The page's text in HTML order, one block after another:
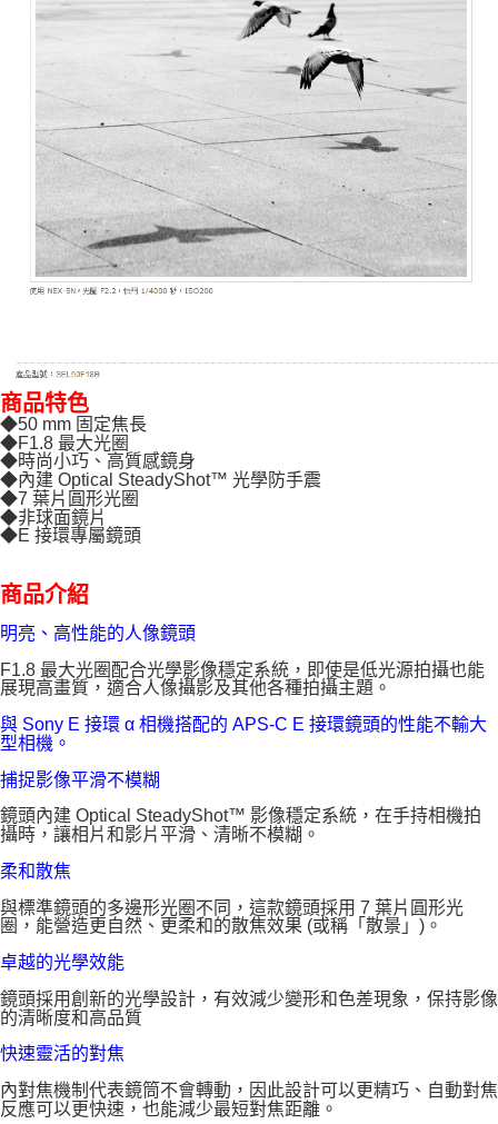
商品特色
◆50 mm 固定焦長
◆F1.8 最大光圈
◆時尚小巧、高質感鏡身
◆內建 Optical SteadyShot™ 光學防手震
◆7 葉片圓形光圈
◆非球面鏡片
◆E 接環專屬鏡頭
商品介紹
明亮、高性能的人像鏡頭
F1.8 最大光圈配合光學影像穩定系統，即使是低光源拍攝也能
展現高畫質，適合人像攝影及其他各種拍攝主題。
與 Sony E 接環 α 相機搭配的 APS-C E 接環鏡頭的性能不輸大
型相機。
捕捉影像平滑不模糊
鏡頭內建 Optical SteadyShot™ 影像穩定系統，在手持相機拍
攝時，讓相片和影片平滑、清晰不模糊。
柔和散焦
與標準鏡頭的多邊形光圈不同，這款鏡頭採用 7 葉片圓形光
圈，能營造更自然、更柔和的散焦效果 (或稱「散景」)。
卓越的光學效能
鏡頭採用創新的光學設計，有效減少變形和色差現象，保持影像
的清晰度和高品質
快速靈活的對焦
內對焦機制代表鏡筒不會轉動，因此設計可以更精巧、自動對焦
反應可以更快速，也能減少最短對焦距離。